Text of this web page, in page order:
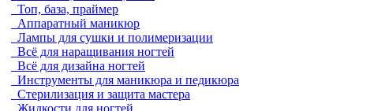
Топ, база, праймер
Аппаратный маникюр
Лампы для сушки и полимеризации
Всё для наращивания ногтей
Всё для дизайна ногтей
Инструменты для маникюра и педикюра
Стерилизация и защита мастера
Жидкости для ногтей